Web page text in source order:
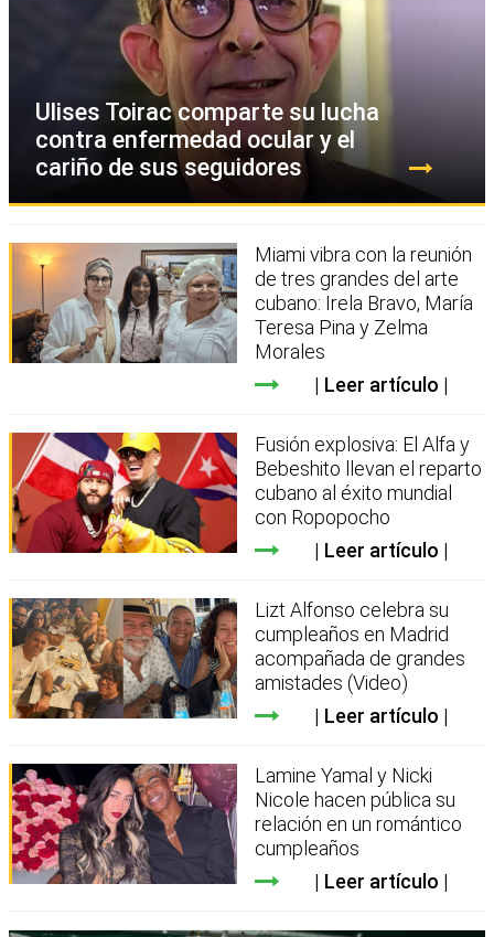
Ulises Toirac comparte su lucha
contra enfermedad ocular y el
cariño de sus seguidores
Miami vibra con la reunión
de tres grandes del arte
cubano: Irela Bravo, María
Teresa Pina y Zelma
Morales
Leer artículo
Fusión explosiva: El Alfa y
Bebeshito llevan el reparto
cubano al éxito mundial
con Ropopocho
Leer artículo
Lizt Alfonso celebra su
cumpleaños en Madrid
acompañada de grandes
amistades (Video)
Leer artículo
Lamine Yamal y Nicki
Nicole hacen pública su
relación en un romántico
cumpleaños
Leer artículo